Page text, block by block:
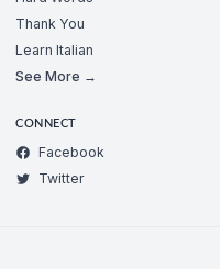
Thank You
Learn Italian
See More →
CONNECT
Facebook
Twitter